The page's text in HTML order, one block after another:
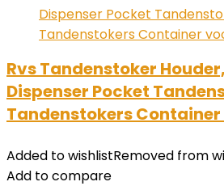
Rvs Tandenstoker
Dispenser Pocket
Tandenstokers
Added to wishlistRemoved from
Add to compare